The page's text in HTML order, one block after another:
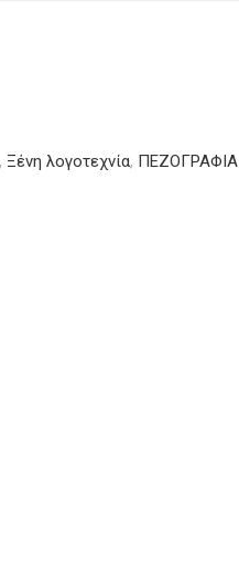
, Ξένη λογοτεχνία, ΠΕΖΟΓΡΑΦΙΑ